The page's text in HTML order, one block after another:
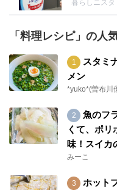
暮らしニスタ
「料理レシピ」の人
スタミ
メン
*yuko*(曽布川
魚のフ
くて、ポ
味！スイカ
みーこ
ホット